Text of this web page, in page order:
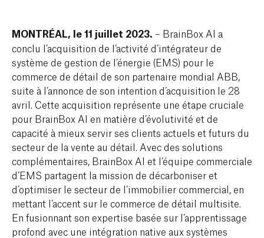
MONTRÉAL, le 11 juillet 2023. – BrainBox AI a
conclu l’acquisition de l’activité d’intégrateur de
système de gestion de l’énergie (EMS) pour le
commerce de détail de son partenaire mondial ABB,
suite à l’annonce de son intention d’acquisition le 28
avril. Cette acquisition représente une étape cruciale
pour BrainBox AI en matière d’évolutivité et de
capacité à mieux servir ses clients actuels et futurs du
secteur de la vente au détail. Avec des solutions
complémentaires, BrainBox AI et l’équipe commerciale
d’EMS partagent la mission de décarboniser et
d’optimiser le secteur de l’immobilier commercial, en
mettant l’accent sur le commerce de détail multisite.
En fusionnant son expertise basée sur l’apprentissage
profond avec une intégration native aux systèmes